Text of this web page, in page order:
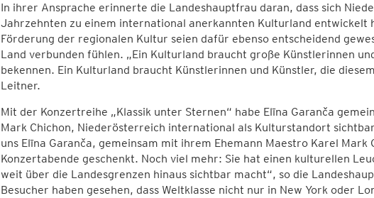
In ihrer Ansprache erinnerte die Landeshauptfrau daran, dass sich
Jahrzehnten zu einem international anerkannten Kulturland entwickelt
Förderung der regionalen Kultur seien dafür ebenso entscheidend
Land verbunden fühlen. „Ein Kulturland braucht große Künstlerinnen
bekennen. Ein Kulturland braucht Künstlerinnen und Künstler, die
Leitner.
Mit der Konzertreihe „Klassik unter Sternen“ habe Elīna Garanča
Mark Chichon, Niederösterreich international als Kulturstandort
uns Elīna Garanča, gemeinsam mit ihrem Ehemann Maestro Karel Mark
Konzertabende geschenkt. Noch viel mehr: Sie hat einen kulturellen
weit über die Landesgrenzen hinaus sichtbar macht“, so die
Besucher haben gesehen, dass Weltklasse nicht nur in New York oder